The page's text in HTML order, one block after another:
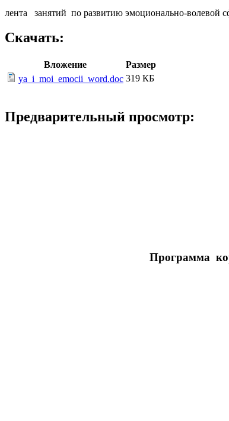
лента занятий по развитию эмоционально-волевой
Скачать:
Вложение
Размер
ya_i_moi_emocii_word.doc 319 КБ
Предварительный просмотр:
Программа